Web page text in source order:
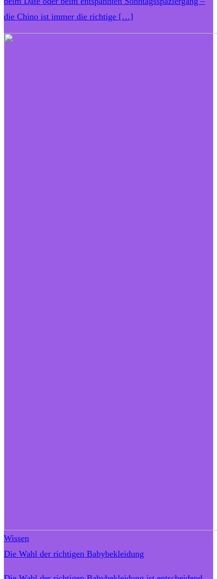
die Chino ist immer die richtige […]
Wissen
Die Wahl der richtigen Babybekleidung